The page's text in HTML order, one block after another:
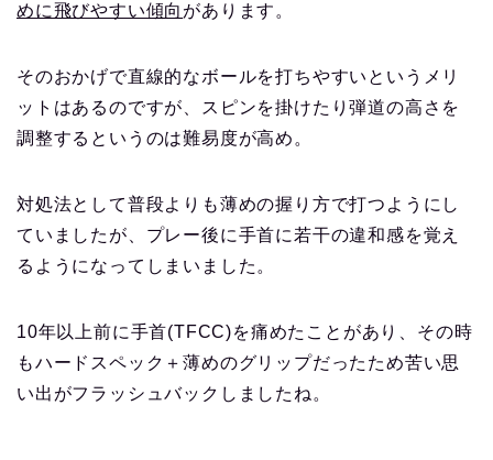
めに飛びやすい傾向 があります。
そのおかげで直線的なボールを打ちやすいというメリ
ットはあるのですが、スピンを掛けたり弾道の高さを
調整するというのは難易度が高め。
対処法として普段よりも薄めの握り方で打つようにし
ていましたが、プレー後に手首に若干の違和感を覚え
るようになってしまいました。
10年以上前に手首(TFCC)を痛めたことがあり、その時
もハードスペック＋薄めのグリップだったため苦い思
い出がフラッシュバックしましたね。